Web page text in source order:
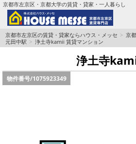
京都市左京区・京都大学の賃貸・貸家・一人暮らし
TOPページ
地域から検索
京都市左京区の賃貸・貸家ならハウス・メッセ 京
元田中駅
浄土寺kamii 賃貸マンション
浄土寺
物件番号/1075923349